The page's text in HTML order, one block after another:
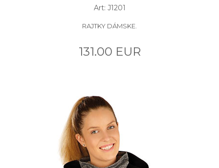
Art: J1201
RAJTKY DÁMSKE.
131.00 EUR